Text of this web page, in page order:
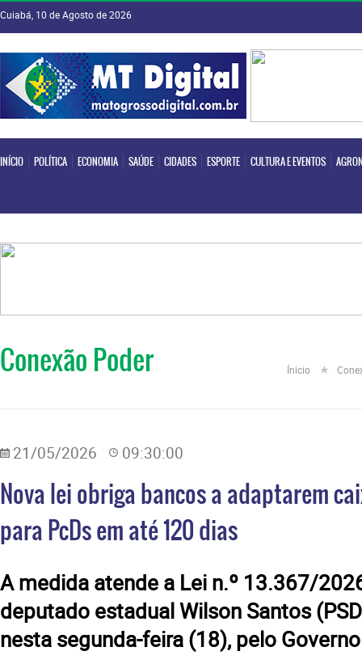
Cuiabá, 10 de Agosto de 2026
INÍCIO POLÍTICA ECONOMIA SAÚDE CIDADES ESPORTE CULTURA E EVENTOS
INÍCIO POLÍTICA ECONOMIA SAÚDE
Conexão Poder Ínicio
21/05/2026 09:30:00
Nova lei obriga bancos a adaptarem
para PcDs em até 120 dias
​A medida atende a Lei n.º 13.367/
deputado estadual Wilson Santos
nesta segunda-feira (18), pelo